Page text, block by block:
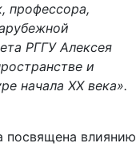
профессора,
РГГУ Алексея
и
начала ХХ века».
посвящена влиянию